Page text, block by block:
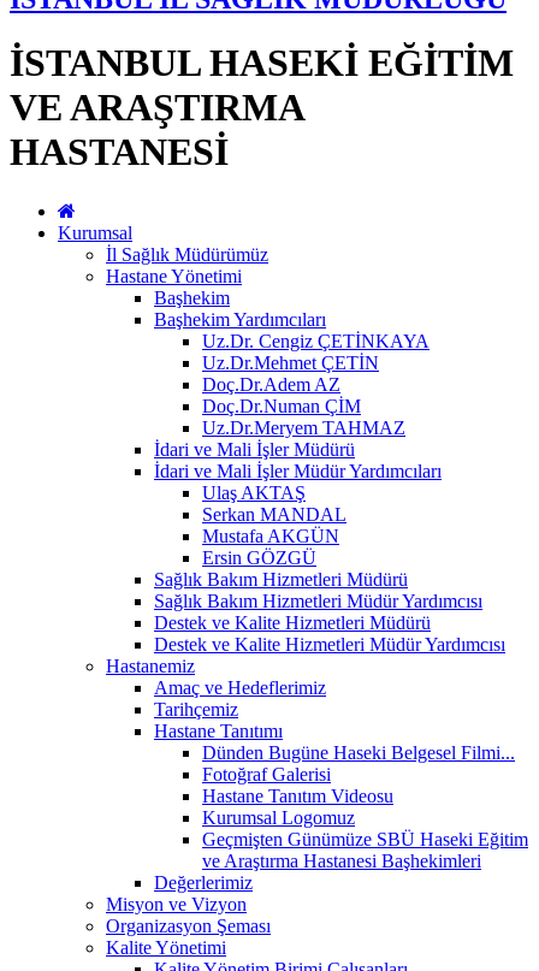
İSTANBUL HASEKİ EĞİTİM
VE ARAŞTIRMA
HASTANESİ
Kurumsal
İl Sağlık Müdürümüz
Hastane Yönetimi
Başhekim
Başhekim Yardımcıları
Uz.Dr. Cengiz ÇETİNKAYA
Uz.Dr.Mehmet ÇETİN
Doç.Dr.Adem AZ
Doç.Dr.Numan ÇİM
Uz.Dr.Meryem TAHMAZ
İdari ve Mali İşler Müdürü
İdari ve Mali İşler Müdür Yardımcıları
Ulaş AKTAŞ
Serkan MANDAL
Mustafa AKGÜN
Ersin GÖZGÜ
Sağlık Bakım Hizmetleri Müdürü
Sağlık Bakım Hizmetleri Müdür Yardımcısı
Destek ve Kalite Hizmetleri Müdürü
Destek ve Kalite Hizmetleri Müdür Yardımcısı
Hastanemiz
Amaç ve Hedeflerimiz
Tarihçemiz
Hastane Tanıtımı
Dünden Bugüne Haseki Belgesel Filmi...
Fotoğraf Galerisi
Hastane Tanıtım Videosu
Kurumsal Logomuz
Geçmişten Günümüze SBÜ Haseki Eğitim
ve Araştırma Hastanesi Başhekimleri
Değerlerimiz
Misyon ve Vizyon
Organizasyon Şeması
Kalite Yönetimi